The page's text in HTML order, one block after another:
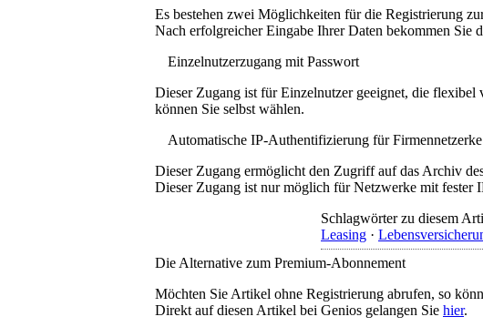
Es bestehen zwei Möglichkeiten für die Registrierung
Nach erfolgreicher Eingabe Ihrer Daten bekommen Sie
Einzelnutzerzugang mit Passwort
Dieser Zugang ist für Einzelnutzer geeignet, die flexibel
können Sie selbst wählen.
Automatische IP-Authentifizierung für Firmennetzerke
Dieser Zugang ermöglicht den Zugriff auf das Archiv
Dieser Zugang ist nur möglich für Netzwerke mit fester
Schlagwörter zu diesem
Leasing ·
Die Alternative zum Premium-Abonnement
Möchten Sie Artikel ohne Registrierung abrufen, so
Direkt auf diesen Artikel bei Genios gelangen Sie hier.